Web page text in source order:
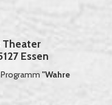
Theater
Essen
"Wahre